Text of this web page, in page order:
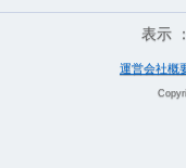
表示 ：
運営会社概